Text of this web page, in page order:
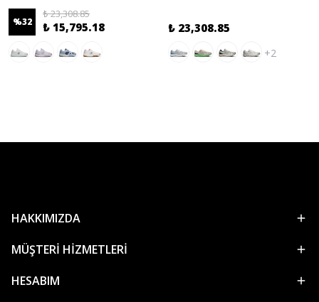
%32
₺ 23,308.85
₺ 15,795.18 ₺ 23,308.85
+2
HAKKIMIZDA
MÜŞTERİ HİZMETLERİ
HESABIM